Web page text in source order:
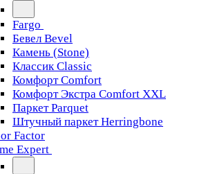
Fargo
Бевел Bevel
Камень (Stone)
Классик Classic
Комфорт Comfort
Комфорт Экстра Comfort XXL
Паркет Parquet
Штучный паркет Herringbone
Factor
Expert